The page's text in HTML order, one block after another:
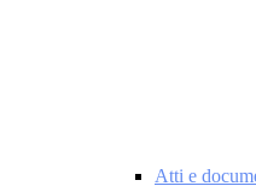
Atti e